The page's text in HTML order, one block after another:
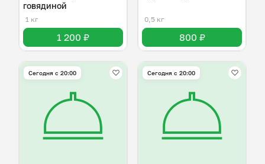
говядиной
1 кг
1 200 ₽
0,5 кг
800 ₽
Сегодня с 20:00 Сегодня с 20:00